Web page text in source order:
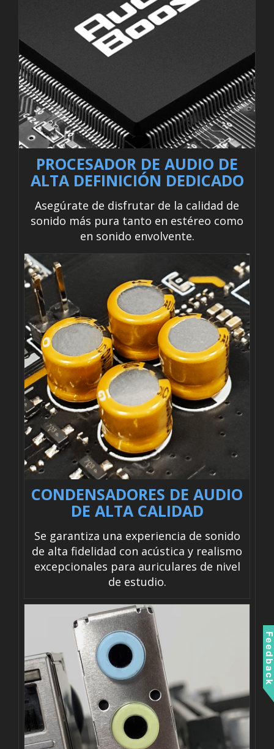
PROCESADOR DE AUDIO DE
ALTA DEFINICIÓN DEDICADO
Asegúrate de disfrutar de la calidad de
sonido más pura tanto en estéreo como
en sonido envolvente.
CONDENSADORES DE AUDIO
DE ALTA CALIDAD
Se garantiza una experiencia de sonido
de alta fidelidad con acústica y realismo
excepcionales para auriculares de nivel
de estudio.